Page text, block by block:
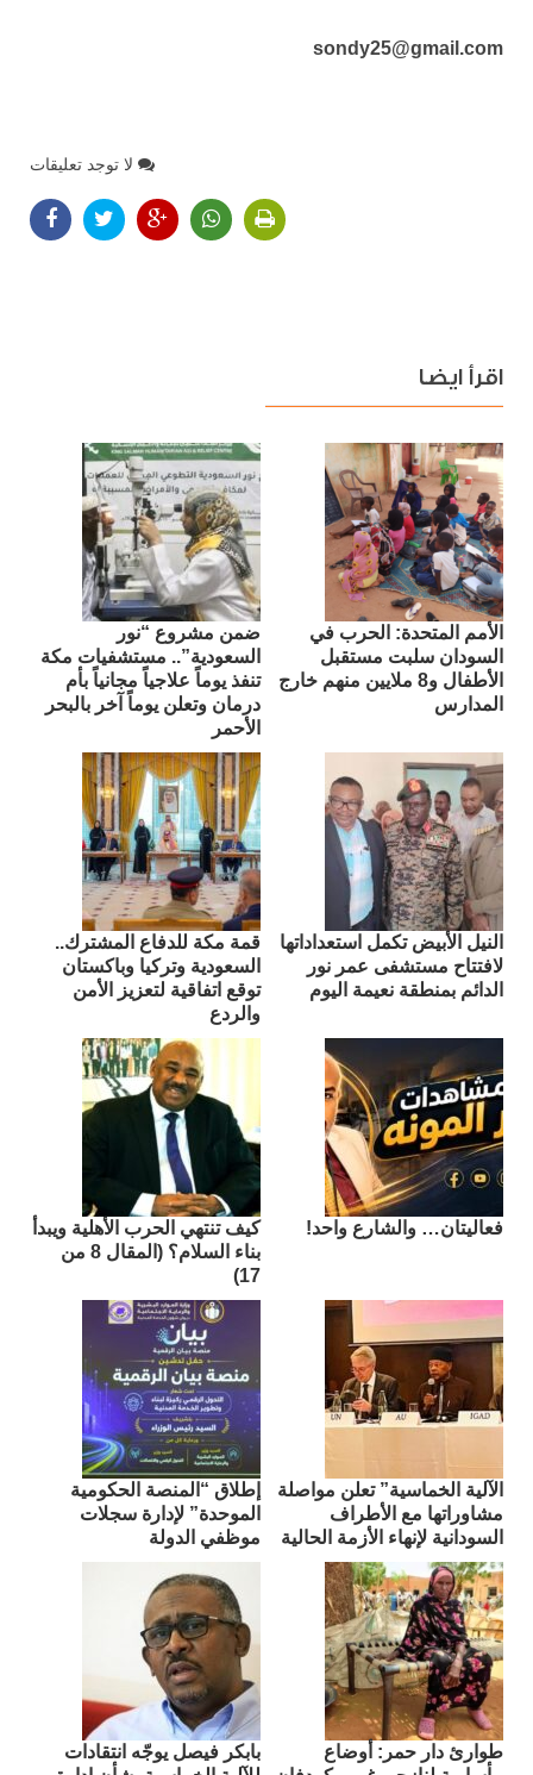
sondy25@gmail.com
لا توجد تعليقات
اقرأ ايضا
الأمم المتحدة: الحرب في
السودان سلبت مستقبل
الأطفال و8 ملايين منهم خارج
المدارس
ضمن مشروع “نور
السعودية”.. مستشفيات مكة
تنفذ يوماً علاجياً مجانياً بأم
درمان وتعلن يوماً آخر بالبحر
الأحمر
النيل الأبيض تكمل استعداداتها
لافتتاح مستشفى عمر نور
الدائم بمنطقة نعيمة اليوم
قمة مكة للدفاع المشترك..
السعودية وتركيا وباكستان
توقع اتفاقية لتعزيز الأمن
والردع
فعاليتان… والشارع واحد!
كيف تنتهي الحرب الأهلية ويبدأ
بناء السلام؟ (المقال 8 من
17)
الآلية الخماسية” تعلن مواصلة
مشاوراتها مع الأطراف
السودانية لإنهاء الأزمة الحالية
إطلاق “المنصة الحكومية
الموحدة” لإدارة سجلات
موظفي الدولة
طوارئ دار حمر: أوضاع
بابكر فيصل يوجّه انتقادات